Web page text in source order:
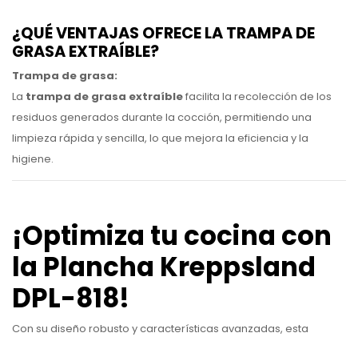
¿QUÉ VENTAJAS OFRECE LA TRAMPA DE
GRASA EXTRAÍBLE?
Trampa de grasa:
La trampa de grasa extraíblefacilita la recolección de los
residuos generados durante la cocción, permitiendo una
limpieza rápida y sencilla, lo que mejora la eficiencia y la
higiene.
¡Optimiza tu cocina con
la Plancha Kreppsland
DPL-818!
Con su diseño robusto y características avanzadas, esta